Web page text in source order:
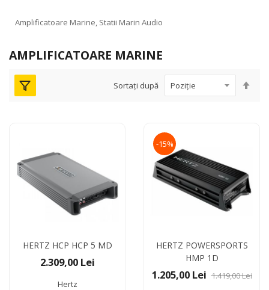
Amplificatoare Marine, Statii Marin Audio
AMPLIFICATOARE MARINE
Sortați după
HERTZ HCP HCP 5 MD
2.309,00 Lei
Hertz
-15%
HERTZ POWERSPORTS
HMP 1D
1.205,00 Lei 1.419,00 Lei